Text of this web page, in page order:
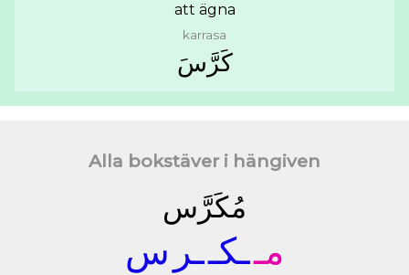
att ägna
karrasa
ﻛَﺮَّﺱَ
Alla bokstäver i hängiven
ﻣُﻜَﺮَّﺱ
ﻣــﻜــﺮ ﺱ